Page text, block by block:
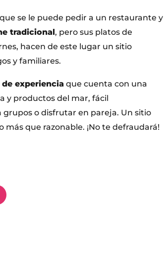
se le puede pedir a un restaurante y
tradicional, pero sus platos de
hacen de este lugar un sitio
y familiares.
experiencia que cuenta con una
y productos del mar, fácil
o disfrutar en pareja. Un sitio
que razonable. ¡No te defraudará!